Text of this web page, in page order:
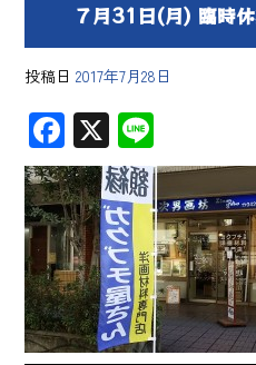
７月31日(月) 臨時
投稿日 2017年7月28日
F
ac
e
b
o
ok
X
ne